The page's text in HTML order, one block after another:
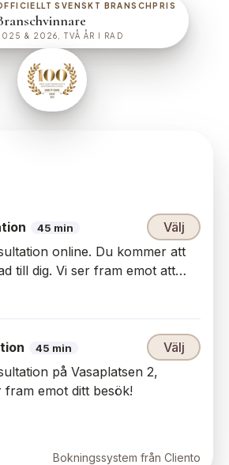
SVENSKT BRANSCHPRIS
& 2026, TVÅ ÅR I RAD
läs mer om våra utmärkelser
45 min
Välj
online. Du kommer att
till dig. Vi ser fram emot att
45 min
Välj
på Vasaplatsen 2,
fram emot ditt besök!
Bokningssystem från Cliento